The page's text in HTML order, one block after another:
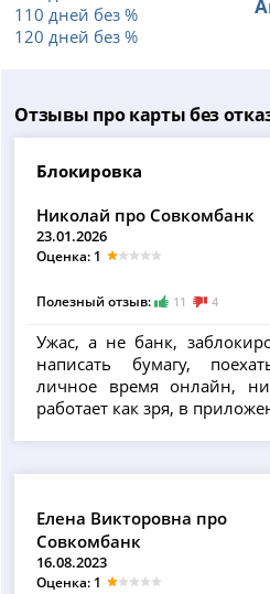
110 дней без %
120 дней без %
Отзывы про карты без
Блокировка
Николай про Совкомбанк
23.01.2026
Оценка: 1
Полезный отзыв: 11 4
Ужас, а не банк,
написать бумагу,
личное время онлайн,
работает как зря, в
Елена Викторовна про
Совкомбанк
16.08.2023
Оценка: 1